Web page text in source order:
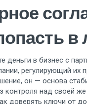
деньги в бизнес с
регулирующий их
, он — основа
контроля над своей
доверять ключи от